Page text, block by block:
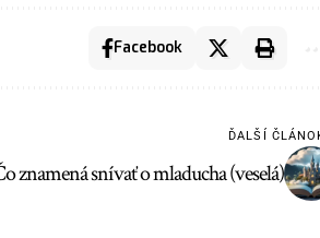
Facebook
ĎALŠÍ
znamená snívať o mladucha (veselá)